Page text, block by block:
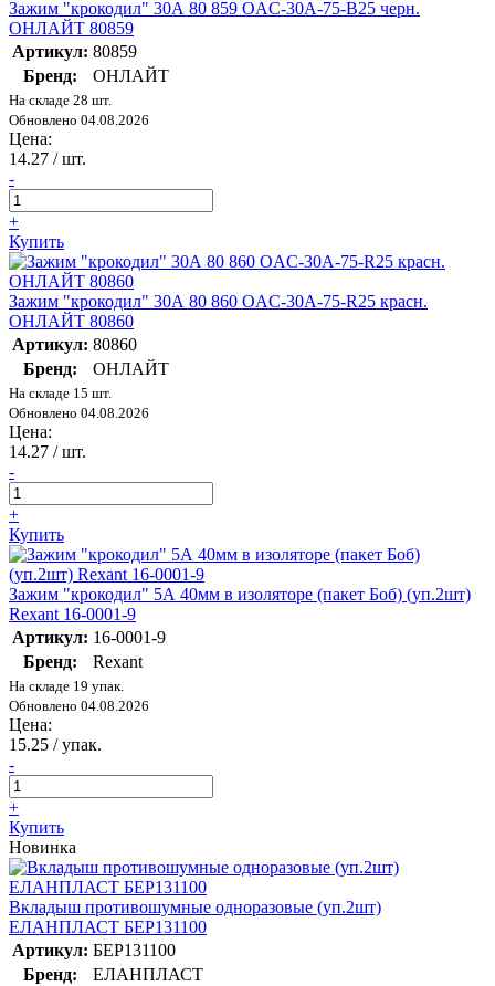
Зажим "крокодил" 30А 80 859 OAC-30A-75-B25 черн.
ОНЛАЙТ 80859
Артикул: 80859
Бренд:
ОНЛАЙТ
На складе 28 шт.
Обновлено 04.08.2026
Цена:
14.27 / шт.
-
+
Купить
Зажим "крокодил" 30А 80 860 OAC-30A-75-R25 красн.
ОНЛАЙТ 80860
Артикул: 80860
Бренд:
ОНЛАЙТ
На складе 15 шт.
Обновлено 04.08.2026
Цена:
14.27 / шт.
-
+
Купить
Зажим "крокодил" 5А 40мм в изоляторе (пакет Боб) (уп.2шт)
Rexant 16-0001-9
Артикул: 16-0001-9
Бренд:
Rexant
На складе 19 упак.
Обновлено 04.08.2026
Цена:
15.25 / упак.
-
+
Купить
Новинка
Вкладыш противошумные одноразовые (уп.2шт)
ЕЛАНПЛАСТ БЕР131100
Артикул: БЕР131100
Бренд:
ЕЛАНПЛАСТ